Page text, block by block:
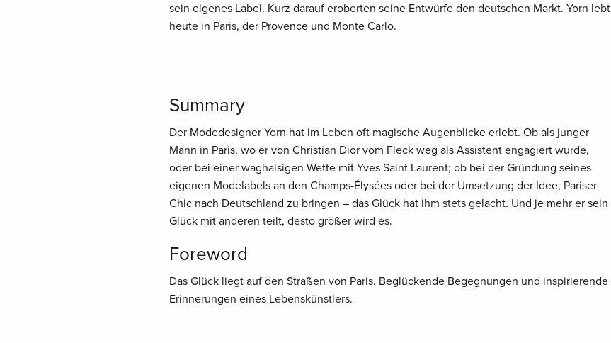
sein eigenes Label. Kurz darauf eroberten seine Entwürfe den deutschen Markt. Yorn lebt
heute in Paris, der Provence und Monte Carlo.
Summary
Der Modedesigner Yorn hat im Leben oft magische Augenblicke erlebt. Ob als junger
Mann in Paris, wo er von Christian Dior vom Fleck weg als Assistent engagiert wurde,
oder bei einer waghalsigen Wette mit Yves Saint Laurent; ob bei der Gründung seines
eigenen Modelabels an den Champs-Élysées oder bei der Umsetzung der Idee, Pariser
Chic nach Deutschland zu bringen – das Glück hat ihm stets gelacht. Und je mehr er sein
Glück mit anderen teilt, desto größer wird es.
Foreword
Das Glück liegt auf den Straßen von Paris. Beglückende Begegnungen und inspirierende
Erinnerungen eines Lebenskünstlers.